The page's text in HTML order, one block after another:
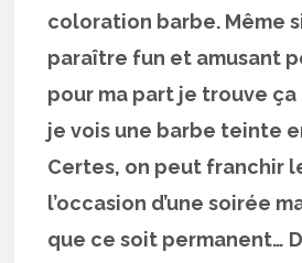
coloration barbe. Même
paraître fun et amusant
pour ma part je trouve
je vois une barbe teinte
Certes, on peut franchir
l’occasion d’une soirée
que ce soit permanent…